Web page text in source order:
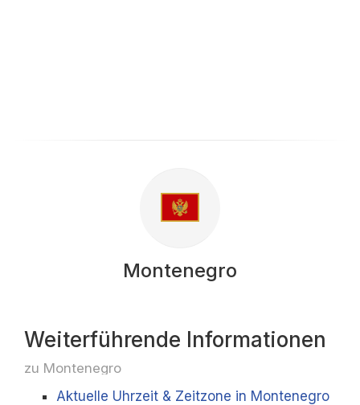
Montenegro
Weiterführende Informationen
zu Montenegro
Aktuelle Uhrzeit & Zeitzone in Montenegro